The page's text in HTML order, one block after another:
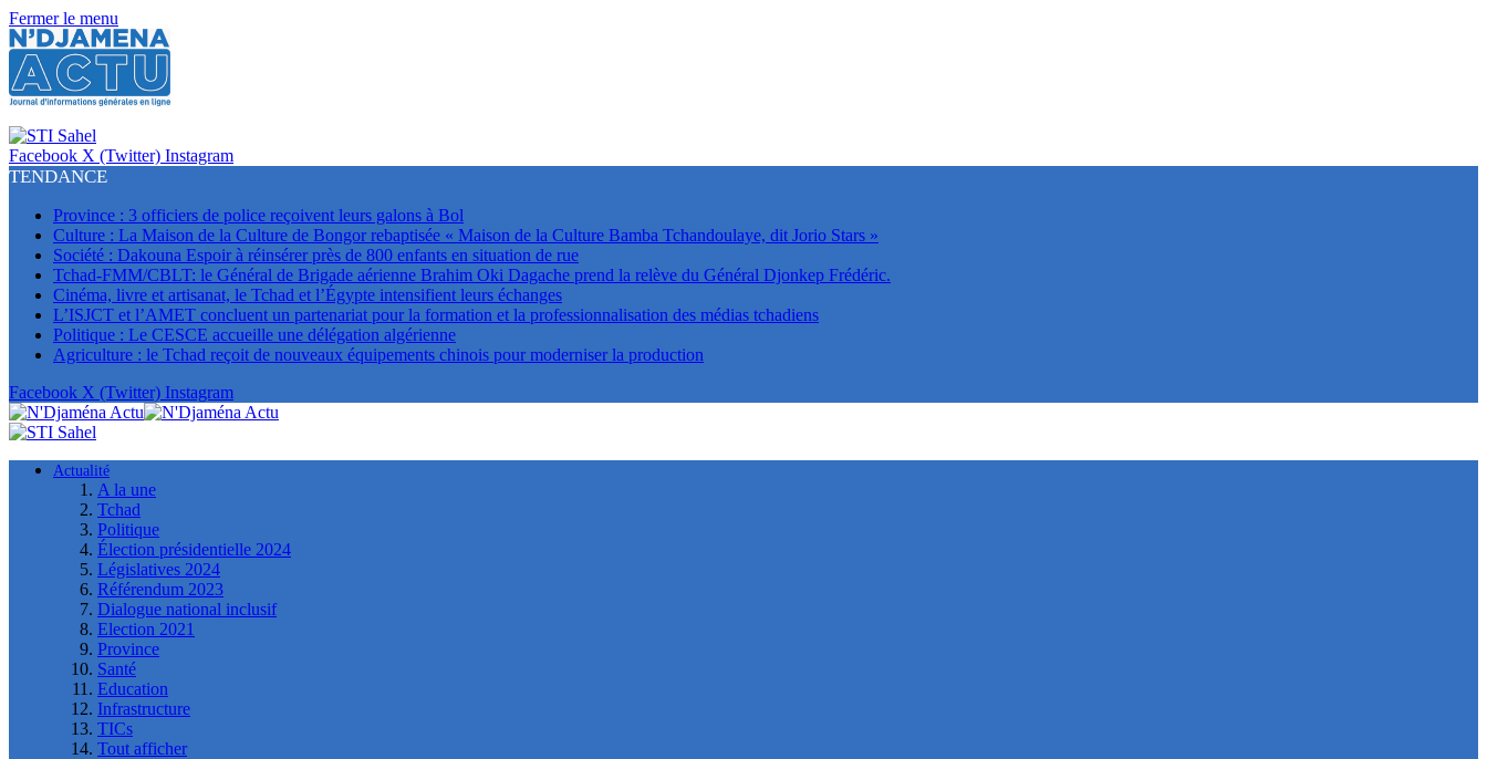
Fermer le menu
Facebook X (Twitter) Instagram
TENDANCE
Province : 3 officiers de police reçoivent leurs galons à Bol
Culture : La Maison de la Culture de Bongor rebaptisée « Maison de la Culture Bamba Tchandoulaye, dit Jorio Stars »
Société : Dakouna Espoir à réinsérer près de 800 enfants en situation de rue
Tchad-FMM/CBLT: le Général de Brigade aérienne Brahim Oki Dagache prend la relève du Général Djonkep Frédéric.
Cinéma, livre et artisanat, le Tchad et l’Égypte intensifient leurs échanges
L’ISJCT et l’AMET concluent un partenariat pour la formation et la professionnalisation des médias tchadiens
Politique : Le CESCE accueille une délégation algérienne
Agriculture : le Tchad reçoit de nouveaux équipements chinois pour moderniser la production
Facebook X (Twitter) Instagram
Actualité
A la une
Tchad
Politique
Élection présidentielle 2024
Législatives 2024
Référendum 2023
Dialogue national inclusif
Election 2021
Province
Santé
Education
Infrastructure
TICs
Tout afficher